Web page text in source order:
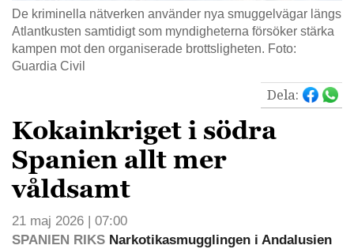
De kriminella nätverken använder nya smuggelvägar längs
Atlantkusten samtidigt som myndigheterna försöker stärka
kampen mot den organiserade brottsligheten. Foto:
Guardia Civil
Dela:
Kokainkriget i södra
Spanien allt mer
våldsamt
21 maj 2026 | 07:00
SPANIEN RIKS Narkotikasmugglingen i Andalusien